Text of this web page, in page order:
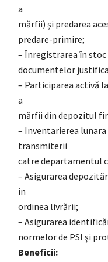
a
mărfii) și predarea
predare-primire;
– Înregistrarea în
documentelor
– Participarea activă
a
mărfii din depozitul
– Inventarierea
transmiterii
catre departamentul
– Asigurarea
in
ordinea livrării;
– Asigurarea
normelor de PSI şi
Beneficii: